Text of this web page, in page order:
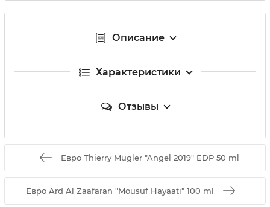
Описание
Характеристики
Отзывы
Евро Thierry Mugler "Angel 2019" EDP 50 ml
Евро Ard Al Zaafaran "Mousuf Hayaati" 100 ml